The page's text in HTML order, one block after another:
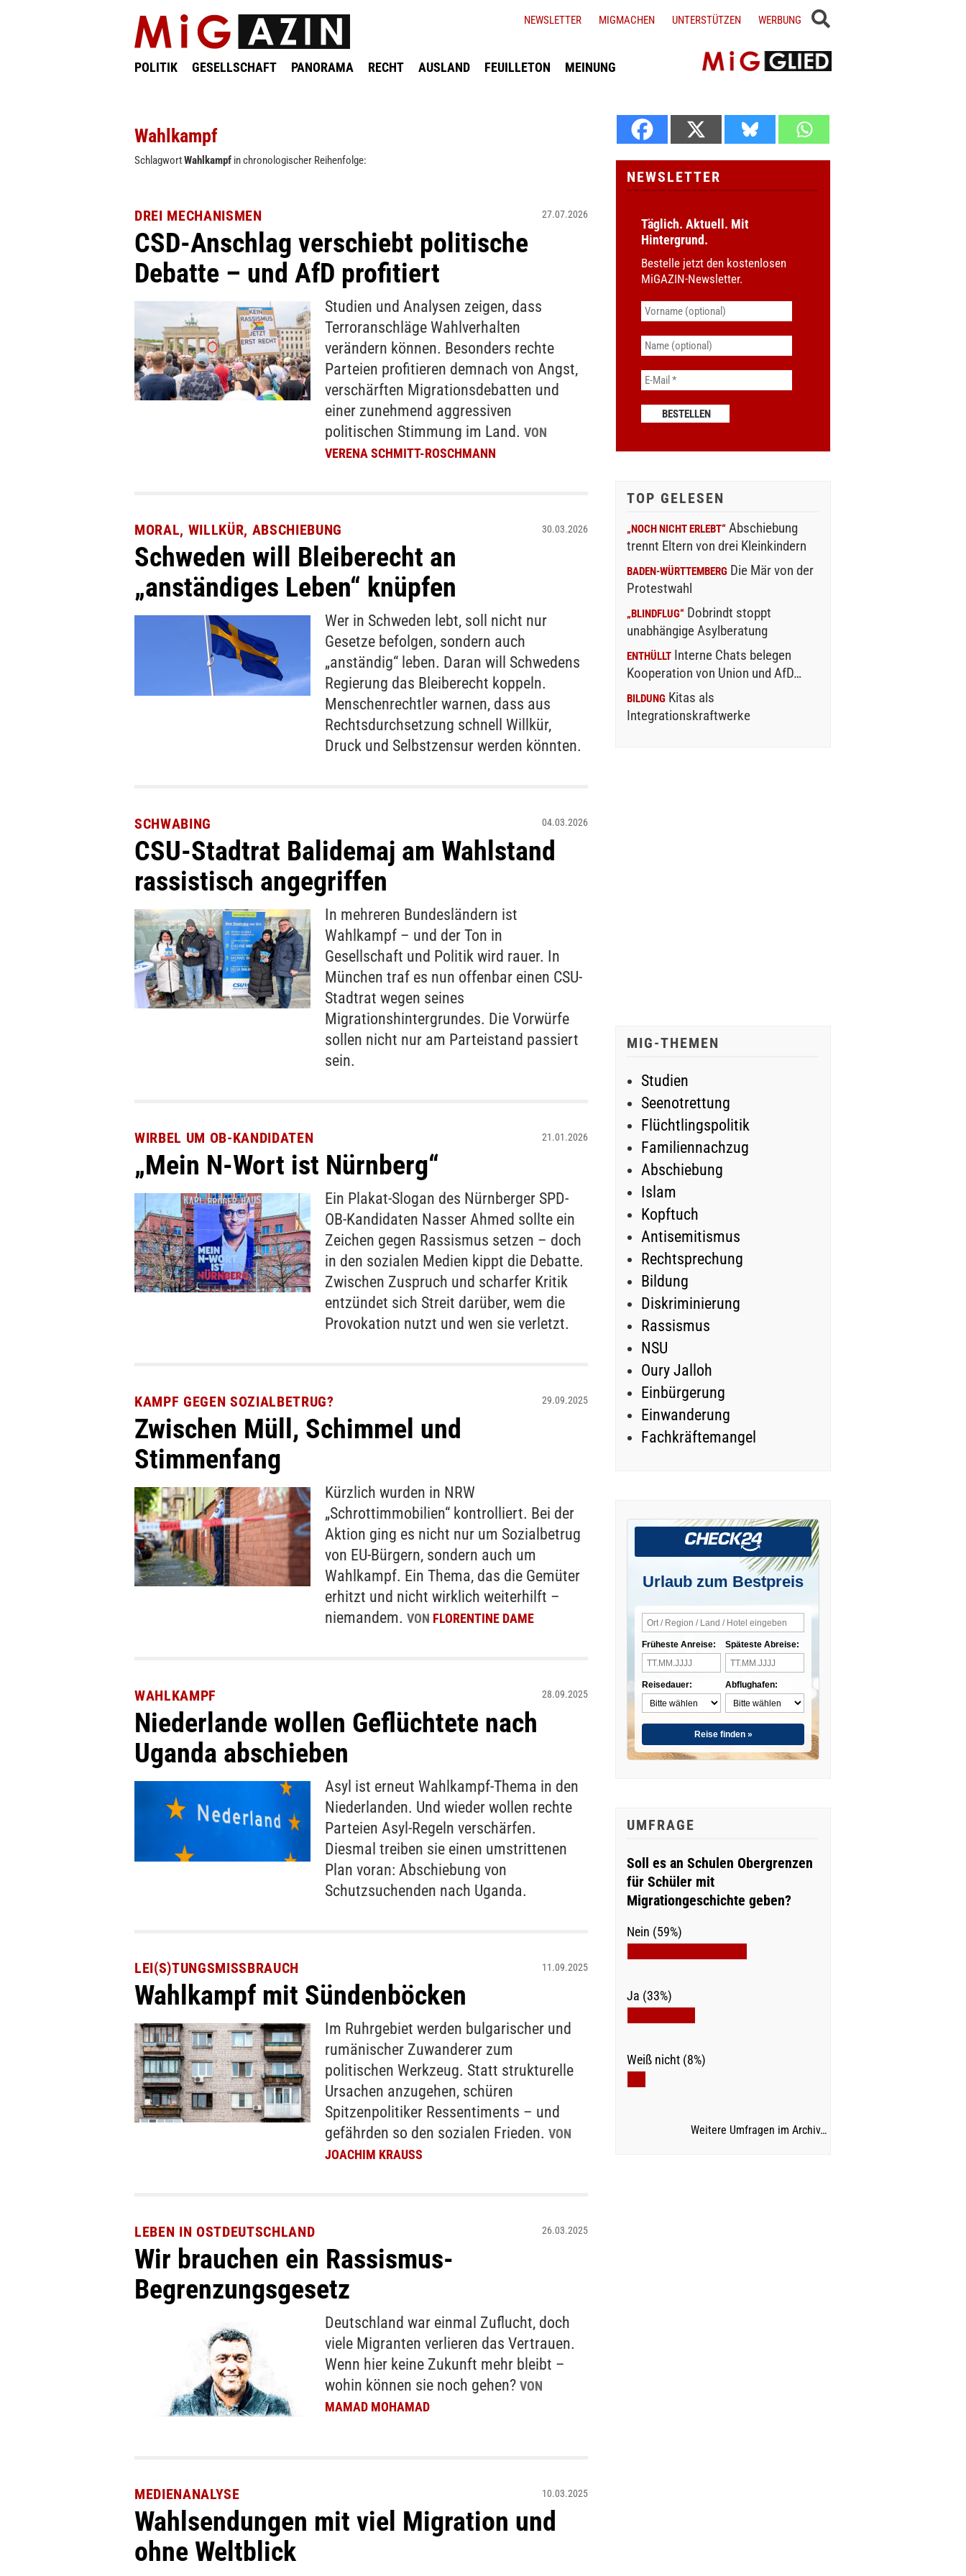
POLITIK GESELLSCHAFT PANORAMA RECHT AUSLAND FEUILLETON MEINUNG
NEWSLETTER MIGMACHEN UNTERSTÜTZEN WERBUNG
Wahlkampf
SchlagwortWahlkampf in chronologischer Reihenfolge:
DREI MECHANISMEN
CSD-Anschlag verschiebt politische
Debatte – und AfD profitiert
27.07.2026
Studien und Analysen zeigen, dass
Terroranschläge Wahlverhalten
verändern können. Besonders rechte
Parteien profitieren demnach von Angst,
verschärften Migrationsdebatten und
einer zunehmend aggressiven
politischen Stimmung im Land. VON
VERENA SCHMITT-ROSCHMANN
MORAL, WILLKÜR, ABSCHIEBUNG
Schweden will Bleiberecht an
„anständiges Leben“ knüpfen
30.03.2026
Wer in Schweden lebt, soll nicht nur
Gesetze befolgen, sondern auch
„anständig“ leben. Daran will Schwedens
Regierung das Bleiberecht koppeln.
Menschenrechtler warnen, dass aus
Rechtsdurchsetzung schnell Willkür,
Druck und Selbstzensur werden könnten.
SCHWABING
CSU-Stadtrat Balidemaj am Wahlstand
rassistisch angegriffen
04.03.2026
In mehreren Bundesländern ist
Wahlkampf – und der Ton in
Gesellschaft und Politik wird rauer. In
München traf es nun offenbar einen CSU-
Stadtrat wegen seines
Migrationshintergrundes. Die Vorwürfe
sollen nicht nur am Parteistand passiert
sein.
WIRBEL UM OB-KANDIDATEN
„Mein N-Wort ist Nürnberg“
21.01.2026
Ein Plakat-Slogan des Nürnberger SPD-
OB-Kandidaten Nasser Ahmed sollte ein
Zeichen gegen Rassismus setzen – doch
in den sozialen Medien kippt die Debatte.
Zwischen Zuspruch und scharfer Kritik
entzündet sich Streit darüber, wem die
Provokation nutzt und wen sie verletzt.
KAMPF GEGEN SOZIALBETRUG?
Zwischen Müll, Schimmel und
Stimmenfang
29.09.2025
Kürzlich wurden in NRW
„Schrottimmobilien“ kontrolliert. Bei der
Aktion ging es nicht nur um Sozialbetrug
von EU-Bürgern, sondern auch um
Wahlkampf. Ein Thema, das die Gemüter
erhitzt und nicht wirklich weiterhilft –
niemandem. VON FLORENTINE DAME
WAHLKAMPF
Niederlande wollen Geflüchtete nach
Uganda abschieben
28.09.2025
Asyl ist erneut Wahlkampf-Thema in den
Niederlanden. Und wieder wollen rechte
Parteien Asyl-Regeln verschärfen.
Diesmal treiben sie einen umstrittenen
Plan voran: Abschiebung von
Schutzsuchenden nach Uganda.
LEI(S)TUNGSMISSBRAUCH
Wahlkampf mit Sündenböcken
11.09.2025
Im Ruhrgebiet werden bulgarischer und
rumänischer Zuwanderer zum
politischen Werkzeug. Statt strukturelle
Ursachen anzugehen, schüren
Spitzenpolitiker Ressentiments – und
gefährden so den sozialen Frieden. VON
JOACHIM KRAUSS
LEBEN IN OSTDEUTSCHLAND
Wir brauchen ein Rassismus-
Begrenzungsgesetz
26.03.2025
Deutschland war einmal Zuflucht, doch
viele Migranten verlieren das Vertrauen.
Wenn hier keine Zukunft mehr bleibt –
wohin können sie noch gehen? VON
MAMAD MOHAMAD
MEDIENANALYSE
Wahlsendungen mit viel Migration und
ohne Weltblick
10.03.2025
NEWSLETTER
Täglich. Aktuell. Mit
Hintergrund.
Bestelle jetzt den kostenlosen
MiGAZIN-Newsletter.
TOP GELESEN
„NOCH NICHT ERLEBT“ Abschiebung
trennt Eltern von drei Kleinkindern
BADEN-WÜRTTEMBERG Die Mär von der
Protestwahl
„BLINDFLUG“ Dobrindt stoppt
unabhängige Asylberatung
ENTHÜLLT Interne Chats belegen
Kooperation von Union und AfD…
BILDUNG Kitas als
Integrationskraftwerke
MIG-THEMEN
Studien
Seenotrettung
Flüchtlingspolitik
Familiennachzug
Abschiebung
Islam
Kopftuch
Antisemitismus
Rechtsprechung
Bildung
Diskriminierung
Rassismus
NSU
Oury Jalloh
Einbürgerung
Einwanderung
Fachkräftemangel
Urlaub zum Bestpreis
Früheste Anreise:
Reisedauer:
Späteste Abreise:
Abflughafen:
Reise finden »
UMFRAGE
Soll es an Schulen Obergrenzen
für Schüler mit
Migrationgeschichte geben?
Nein (59%)
Ja (33%)
Weiß nicht (8%)
Weitere Umfragen im Archiv…